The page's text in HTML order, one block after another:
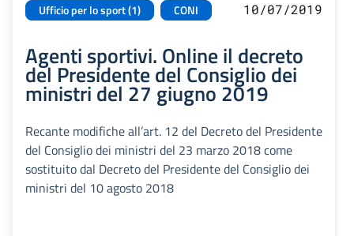
Ufficio per lo sport (1) CONI 10/07/2019
Agenti sportivi. Online il decreto
del Presidente del Consiglio dei
ministri del 27 giugno 2019
Recante modifiche all’art. 12 del Decreto del Presidente
del Consiglio dei ministri del 23 marzo 2018 come
sostituito dal Decreto del Presidente del Consiglio dei
ministri del 10 agosto 2018